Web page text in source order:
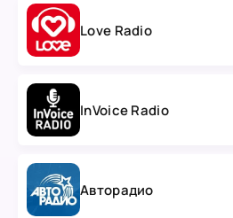
Love Radio
InVoice Radio
Авторадио